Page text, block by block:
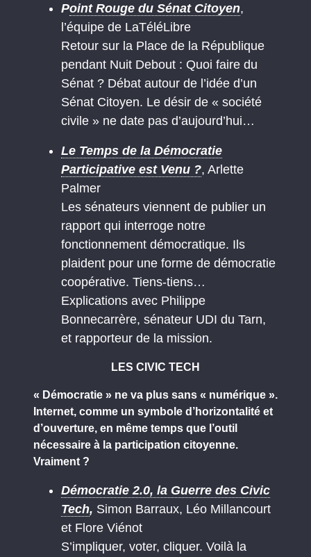
Point Rouge du Sénat Citoyen,
l’équipe de LaTéléLibre
Retour sur la Place de la République
pendant Nuit Debout : Quoi faire du
Sénat ? Débat autour de l’idée d’un
Sénat Citoyen. Le désir de « société
civile » ne date pas d’aujourd’hui…
Le Temps de la Démocratie
Participative est Venu ?, Arlette
Palmer
Les sénateurs viennent de publier un
rapport qui interroge notre
fonctionnement démocratique. Ils
plaident pour une forme de démocratie
coopérative. Tiens-tiens…
Explications avec Philippe
Bonnecarrère, sénateur UDI du Tarn,
et rapporteur de la mission.
LES CIVIC TECH
« Démocratie » ne va plus sans « numérique ».
Internet, comme un symbole d’horizontalité et
d’ouverture, en même temps que l’outil
nécessaire à la participation citoyenne.
Vraiment ?
Démocratie 2.0, la Guerre des Civic
Tech, Simon Barraux, Léo Millancourt
et Flore Viénot
S’impliquer, voter, cliquer. Voilà la